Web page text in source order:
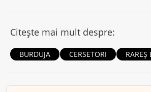
Citește mai mult despre:
BURDUJA CERSETORI RAREŞ